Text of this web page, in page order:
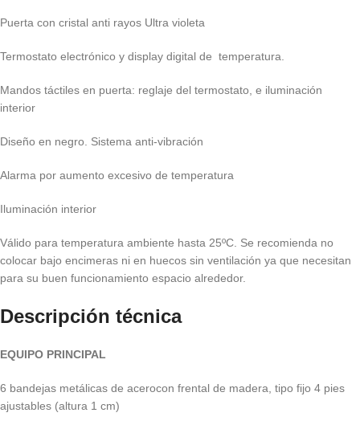
Puerta con cristal anti rayos Ultra violeta
Termostato electrónico y display digital de temperatura.
Mandos táctiles en puerta: reglaje del termostato, e iluminación
interior
Diseño en negro. Sistema anti-vibración
Alarma por aumento excesivo de temperatura
Iluminación interior
Válido para temperatura ambiente hasta 25ºC. Se recomienda no
colocar bajo encimeras ni en huecos sin ventilación ya que necesitan
para su buen funcionamiento espacio alrededor.
Descripción técnica
EQUIPO PRINCIPAL
6 bandejas metálicas de acerocon frental de madera, tipo fijo 4 pies
ajustables (altura 1 cm)